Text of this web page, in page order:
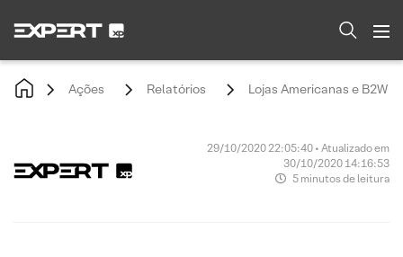
Ações Relatórios Lojas Americanas e B2W
29/10/2020 22:05:40 • Atualizado em
30/10/2020 14:16:53
5 minutos de leitura